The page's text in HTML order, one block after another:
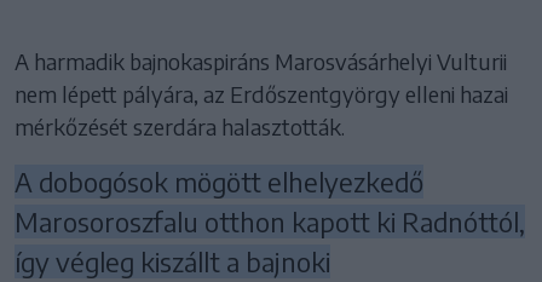
A harmadik bajnokaspiráns Marosvásárhelyi Vulturii
nem lépett pályára, az Erdőszentgyörgy elleni hazai
mérkőzését szerdára halasztották.
A dobogósok mögött elhelyezkedő
Marosoroszfalu otthon kapott ki Radnóttól,
így végleg kiszállt a bajnoki